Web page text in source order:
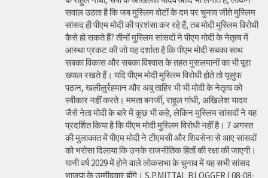
सवाल उठता है कि जब मुस्लिम वोटों के दम पर चुनाव जीते मुस्लिम
सांसद ही पीएम मोदी की प्रशंसा कर रहे हैं, तब मोदी मुस्लिम विरोधी
कैसे हो सकते हैं? तीनों मुस्लिम सांसदों ने पीएम मोदी के नेतृत्व में
आस्था प्रकट की जो यह दर्शाता है कि पीएम मोदी सबका साथ
सबका विकास और सबका विश्वास के तहत मुसलमानों का भी पूरा
ख्याल रखते हैं। यदि पीएम मोदी मुस्लिम विरोधी होते तो यूसुफ
पठान, खलीलुर्रहमान और अबु ताहिर भी भी मोदी के नेतृत्व को
स्वीकार नहीं करते। ममता बनर्जी, राहुल गांधी, अखिलेश यादव
जैसे नेता मोदी के बारे में कुछ भी कहे, लेकिन मुस्लिम सांसदों ने यह
प्रदर्शित किया है कि पीएम मोदी मुस्लिम विरोधी नहीं है। 7 अगस्त
की मुलाकात में पीएम मोदी ने टीएमसी और शिवसेना से आए सांसदों
को भरोसा दिलाया कि उनके राजनीतिक हितों की रक्षा की जाएगी।
यानी वर्ष 2029 में होने वाले लोकसभा के चुनाव में यह सभी सांसद
भाजपा के उम्मीदवार होंगे। S.P.MITTAL BLOGGER ( 08-08-